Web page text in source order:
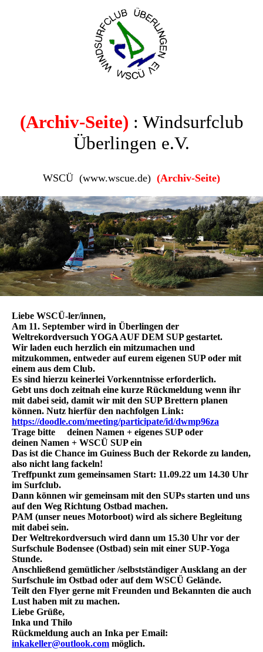
(Archiv-Seite) : Windsurfclub
Überlingen e.V.
WSCÜ (www.wscue.de) (Archiv-Seite)
Liebe WSCÜ-ler/innen,
Am 11. September wird in Überlingen der
Weltrekordversuch YOGA AUF DEM SUP gestartet.
Wir laden euch herzlich ein mitzumachen und
mitzukommen, entweder auf eurem eigenen SUP oder mit
einem aus dem Club.
Es sind hierzu keinerlei Vorkenntnisse erforderlich.
Gebt uns doch zeitnah eine kurze Rückmeldung wenn ihr
mit dabei seid, damit wir mit den SUP Brettern planen
können. Nutz hierfür den nachfolgen Link:
https://doodle.com/meeting/participate/id/dwmp96za
Trage bitte deinen Namen + eigenes SUP oder
deinen Namen + WSCÜ SUP ein
Das ist die Chance im Guiness Buch der Rekorde zu landen,
also nicht lang fackeln!
Treffpunkt zum gemeinsamen Start: 11.09.22 um 14.30 Uhr
im Surfclub.
Dann können wir gemeinsam mit den SUPs starten und uns
auf den Weg Richtung Ostbad machen.
PAM (unser neues Motorboot) wird als sichere Begleitung
mit dabei sein.
Der Weltrekordversuch wird dann um 15.30 Uhr vor der
Surfschule Bodensee (Ostbad) sein mit einer SUP-Yoga
Stunde.
Anschließend gemütlicher /selbstständiger Ausklang an der
Surfschule im Ostbad oder auf dem WSCÜ Gelände.
Teilt den Flyer gerne mit Freunden und Bekannten die auch
Lust haben mit zu machen.
Liebe Grüße,
Inka und Thilo
Rückmeldung auch an Inka per Email:
inkakeller@outlook.com möglich.